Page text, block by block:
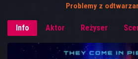
Problemy z
Info Aktor Reżyser